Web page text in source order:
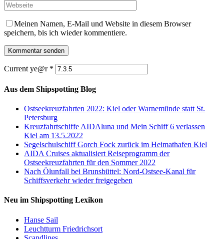
Meinen Namen, E-Mail und Website in diesem Browser
speichern, bis ich wieder kommentiere.
Current ye@r *
Aus dem Shipspotting Blog
Ostseekreuzfahrten 2022: Kiel oder Warnemünde statt St.
Petersburg
Kreuzfahrtschiffe AIDAluna und Mein Schiff 6 verlassen
Kiel am 13.5.2022
Segelschulschiff Gorch Fock zurück im Heimathafen Kiel
AIDA Cruises aktualisiert Reiseprogramm der
Ostseekreuzfahrten für den Sommer 2022
Nach Ölunfall bei Brunsbüttel: Nord-Ostsee-Kanal für
Schiffsverkehr wieder freigegeben
Neu im Shipspotting Lexikon
Hanse Sail
Leuchtturm Friedrichsort